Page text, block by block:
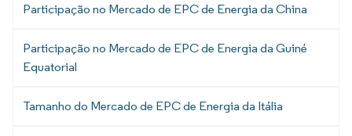
Participação no Mercado de EPC de Energia da China
Participação no Mercado de EPC de Energia da Guiné
Equatorial
Tamanho do Mercado de EPC de Energia da Itália